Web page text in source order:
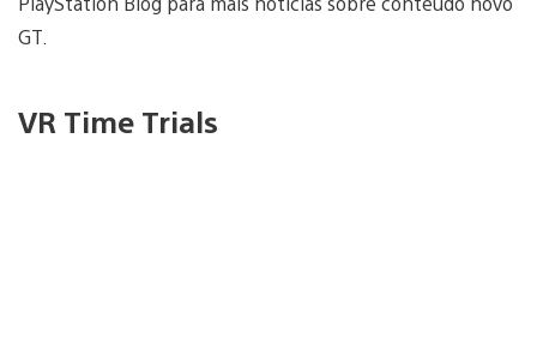
GT.
VR Time Trials